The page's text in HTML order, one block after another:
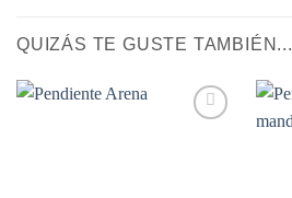
QUIZÁS TE GUSTE TAMBIÉN...